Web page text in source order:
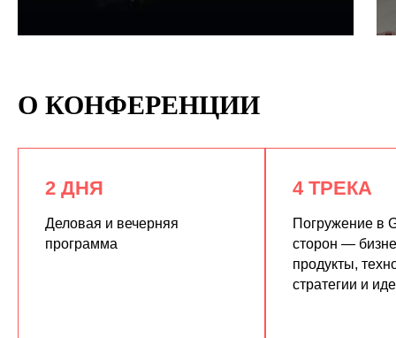
О КОНФЕРЕНЦИИ
2 ДНЯ
Деловая и вечерняя
программа
4 ТРЕКА
Погружение в
сторон —
продукты,
стратегии и